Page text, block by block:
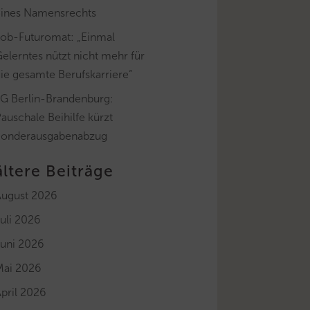
Namensrechts
Futuromat: „Einmal
nützt nicht mehr für
gesamte Berufskarriere“
Berlin-Brandenburg:
Beihilfe kürzt
Beiträge
2026
2026
2026
2026
2026